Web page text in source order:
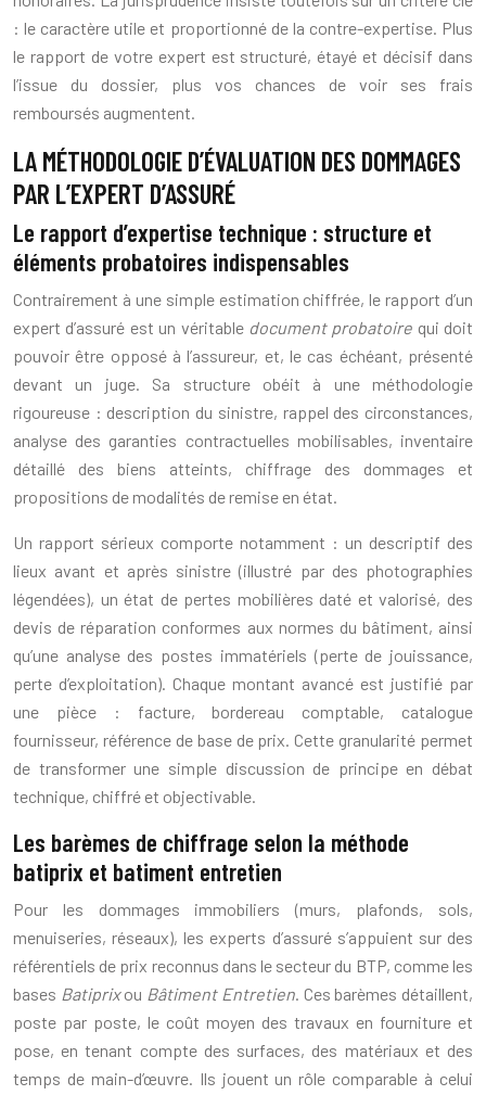
: le caractère utile et proportionné de la contre-expertise. Plus
le rapport de votre expert est structuré, étayé et décisif dans
l’issue du dossier, plus vos chances de voir ses frais
remboursés augmentent.
LA MÉTHODOLOGIE D’ÉVALUATION DES DOMMAGES
PAR L’EXPERT D’ASSURÉ
Le rapport d’expertise technique : structure et
éléments probatoires indispensables
Contrairement à une simple estimation chiffrée, le rapport d’un
expert d’assuré est un véritable document probatoire qui doit
pouvoir être opposé à l’assureur, et, le cas échéant, présenté
devant un juge. Sa structure obéit à une méthodologie
rigoureuse : description du sinistre, rappel des circonstances,
analyse des garanties contractuelles mobilisables, inventaire
détaillé des biens atteints, chiffrage des dommages et
propositions de modalités de remise en état.
Un rapport sérieux comporte notamment : un descriptif des
lieux avant et après sinistre (illustré par des photographies
légendées), un état de pertes mobilières daté et valorisé, des
devis de réparation conformes aux normes du bâtiment, ainsi
qu’une analyse des postes immatériels (perte de jouissance,
perte d’exploitation). Chaque montant avancé est justifié par
une pièce : facture, bordereau comptable, catalogue
fournisseur, référence de base de prix. Cette granularité permet
de transformer une simple discussion de principe en débat
technique, chiffré et objectivable.
Les barèmes de chiffrage selon la méthode
batiprix et batiment entretien
Pour les dommages immobiliers (murs, plafonds, sols,
menuiseries, réseaux), les experts d’assuré s’appuient sur des
référentiels de prix reconnus dans le secteur du BTP, comme les
bases Batiprixou Bâtiment Entretien. Ces barèmes détaillent,
poste par poste, le coût moyen des travaux en fourniture et
pose, en tenant compte des surfaces, des matériaux et des
temps de main-d’œuvre. Ils jouent un rôle comparable à celui